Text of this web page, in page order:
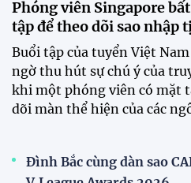
Tiền đạo Đình Bắc chốt
Nhật Bản thi đấu
ĐKVĐ Cúp Quốc gia
Nam
Đình Bắc cùng dàn sao